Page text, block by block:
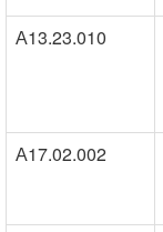
А13.23.010
А17.02.002